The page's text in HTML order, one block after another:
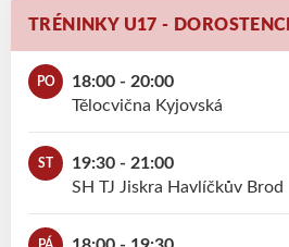
TRÉNINKY U17 - DOROSTENCI
PO
18:00 - 20:00
Tělocvična Kyjovská
ST
19:30 - 21:00
SH TJ Jiskra Havlíčkův Brod